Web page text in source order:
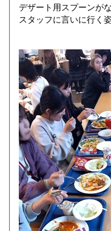
デザート用スプーンが
スタッフに言いに行く